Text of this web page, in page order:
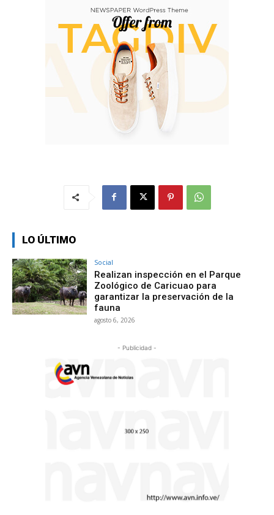
LO ÚLTIMO
Social
Realizan inspección en el Parque
Zoológico de Caricuao para
garantizar la preservación de la
fauna
agosto 6, 2026
- Publicidad -